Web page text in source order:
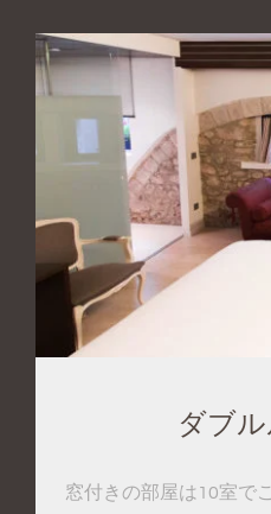
ダブ
窓付きの部屋は10室で